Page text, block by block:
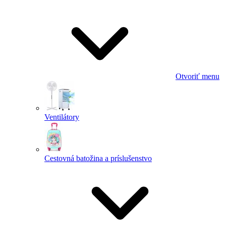
Otvoriť menu
Ventilátory
Cestovná batožina a príslušenstvo